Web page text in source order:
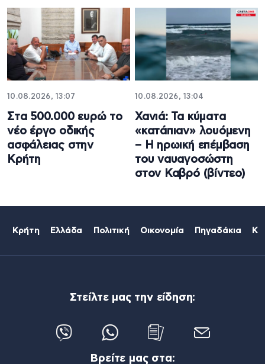
10.08.2026, 13:07
Στα 500.000 ευρώ το
νέο έργο οδικής
ασφάλειας στην
Κρήτη
10.08.2026, 13:04
Χανιά: Τα κύματα
«κατάπιαν» λουόμενη
– Η ηρωική επέμβαση
του ναυαγοσώστη
στον Καβρό (βίντεο)
Κρήτη Ελλάδα Πολιτική Οικονομία Πηγαδάκια
Στείλτε μας την είδηση:
Βρείτε μας στα: